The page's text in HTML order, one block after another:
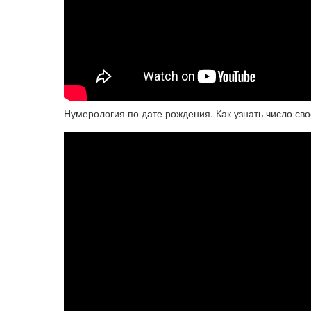
Нумерология по дате рождения. Как узнать число